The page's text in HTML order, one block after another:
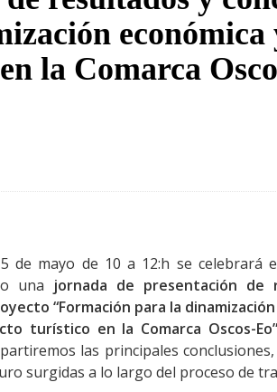
la Comarca
de mayo de 10 a 12:h se celebrará
una jornada de presentación de
“Formación para la
turístico en la Comarca Oscos-Eo”
las principales
surgidas a lo largo del proceso de